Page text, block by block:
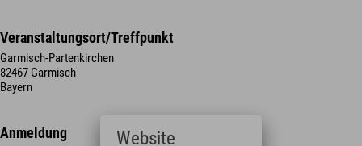
Veranstaltungsort/Treffpunkt
Garmisch-Partenkirchen
82467 Garmisch
Bayern
Anmeldung Website